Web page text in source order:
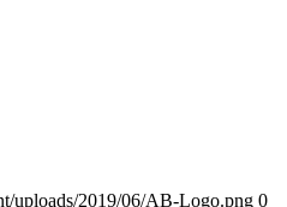
uploads/2019/06/AB-Logo.png 0